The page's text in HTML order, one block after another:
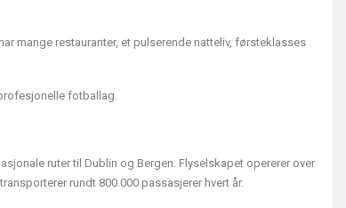
mange restauranter, et pulserende natteliv, førsteklasses
fotballag.
ruter til Dublin og Bergen. Flyselskapet opererer over
rundt 800.000 passasjerer hvert år.